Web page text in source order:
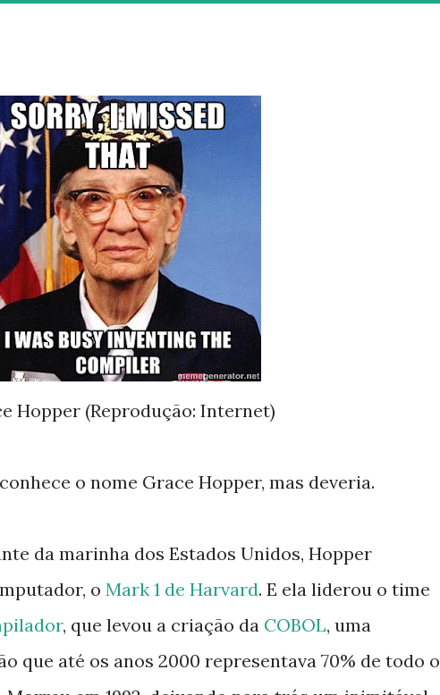
Hopper (Reprodução: Internet)
o nome Grace Hopper, mas deveria.
da marinha dos Estados Unidos, Hopper
o Mark 1 de Harvard. E ela liderou o time
, que levou a criação da COBOL, uma
que até os anos 2000 representava 70% de todo o